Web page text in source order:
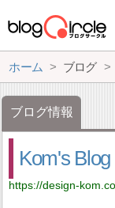
ホーム ブログ
ブログ情報
Kom's Blog
https://design-